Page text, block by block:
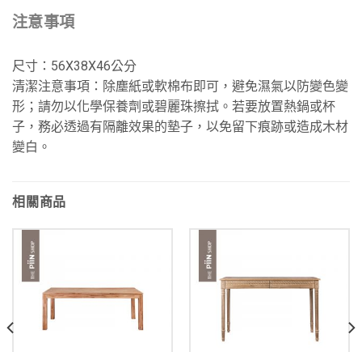
注意事項
尺寸：56X38X46公分
清潔注意事項：除塵紙或軟棉布即可，避免濕氣以防變色變
形；請勿以化學保養劑或碧麗珠擦拭。若要放置熱鍋或杯
子，務必透過有隔離效果的墊子，以免留下痕跡或造成木材
變白。
相關商品